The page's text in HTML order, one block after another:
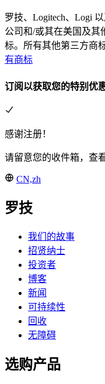
罗技、Logitech、Logi
公司和/或其在美国及其
标。所有其他第三方商
有商标
订阅以获取您的特别优
感谢注册！
请留意您的收件箱，查
CN,zh
罗技
我们的故事
招贤纳士
投资者
博客
新闻
可持续性
回收
无障碍
选购产品